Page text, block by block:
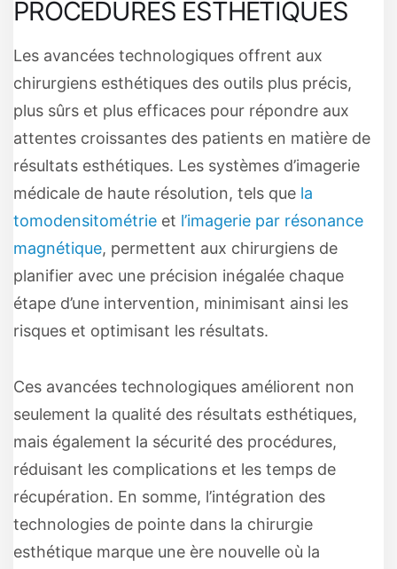
PROCÉDURES ESTHÉTIQUES
Les avancées technologiques offrent aux
chirurgiens esthétiques des outils plus précis,
plus sûrs et plus efficaces pour répondre aux
attentes croissantes des patients en matière de
résultats esthétiques. Les systèmes d’imagerie
médicale de haute résolution, tels que la
tomodensitométrie et l’imagerie par résonance
magnétique, permettent aux chirurgiens de
planifier avec une précision inégalée chaque
étape d’une intervention, minimisant ainsi les
risques et optimisant les résultats.
Ces avancées technologiques améliorent non
seulement la qualité des résultats esthétiques,
mais également la sécurité des procédures,
réduisant les complications et les temps de
récupération. En somme, l’intégration des
technologies de pointe dans la chirurgie
esthétique marque une ère nouvelle où la